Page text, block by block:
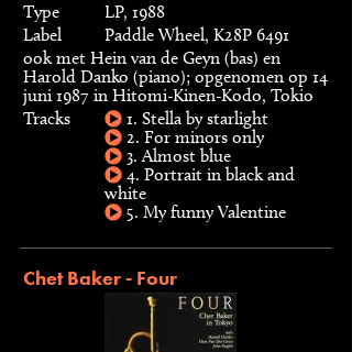
Type
LP, 1988
Label
Paddle Wheel, K28P 6491
ook met Hein van de Geyn (bas) en
Harold Danko (piano); opgenomen op 14
juni 1987 in Hitomi-Kinen-Kodo, Tokio
Tracks
1. Stella by starlight
2. For minors only
3. Almost blue
4. Portrait in black and
white
5. My funny Valentine
Chet Baker - Four